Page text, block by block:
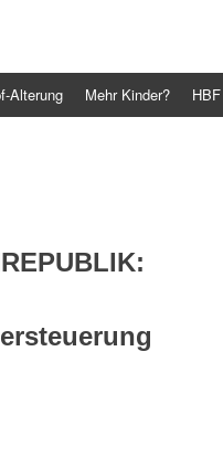
Alterung Mehr Kinder?
: